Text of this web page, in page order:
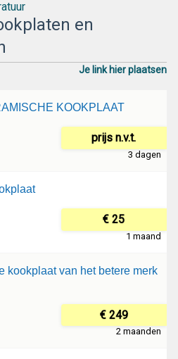
en
Je link hier plaatsen
KOOKPLAAT
prijs n.v.t.
3 dagen
€ 25
1 maand
kookplaat van het betere merk
€ 249
2 maanden